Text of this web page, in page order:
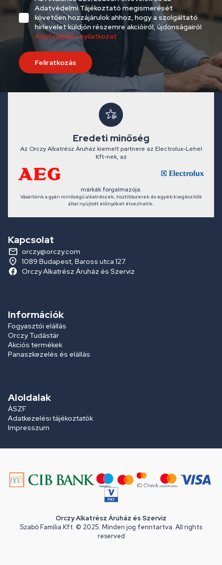
Adatvédelmi Tájékoztató megismerését
követően hozzájárulok ahhoz, hogy a szolgáltató
hírlevelet küldjön részemre akcióiról, újdonságairól
Adatvédelmi nyilatkozat
Feliratkozás
Eredeti minőség
Az Orczy Alkatrész Áruház kiemelt partnere az Electrolux-Lehel
Kft-nek, az
márkák forgalmazója.
Vásárlóink a gyári minőségű alkatrészek, tisztítószerek és egyéb kiegészítők
által nyújtott előnyöket élvezhetik.
Kapcsolat
orczy@orczy.com
1089 Budapest, Baross utca 127.
Orczy Alkatrész Áruház és Szerviz
Információk
Fogyasztói elállás
Orczy Tudástár
Akciós termékek
Panaszkezelés és elállás
Aloldalak
ÁSZF
Adatkezelési tájékoztatók
Impresszum
Orczy Alkatrész Áruház és Szerviz
Szabó Família Kft. © 2025. Minden jog fenntartva. All rights
reserved